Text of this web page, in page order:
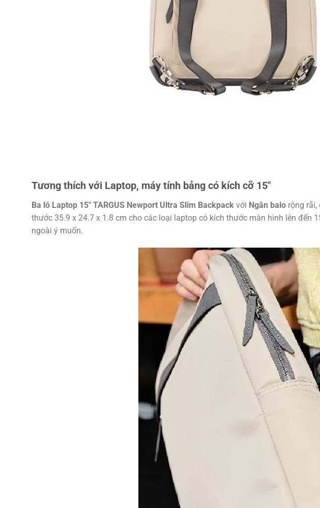
Tương thích với Laptop, máy tính bảng có kích cỡ 15″
Ba lô Laptop 15″ TARGUS Newport Ultra Slim Backpack với Ngăn balo rộng
thước 35.9 x 24.7 x 1.8 cm cho các loại laptop có kích thước màn hình lên đến
ngoài ý muốn.